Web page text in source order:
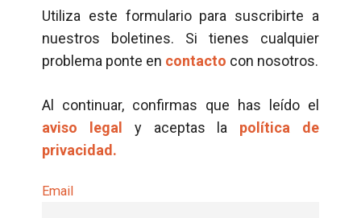
Utiliza este formulario para suscribirte a
nuestros boletines. Si tienes cualquier
problema ponte en contacto con nosotros.
Al continuar, confirmas que has leído el
aviso legal
y aceptas la política de
privacidad.
Email